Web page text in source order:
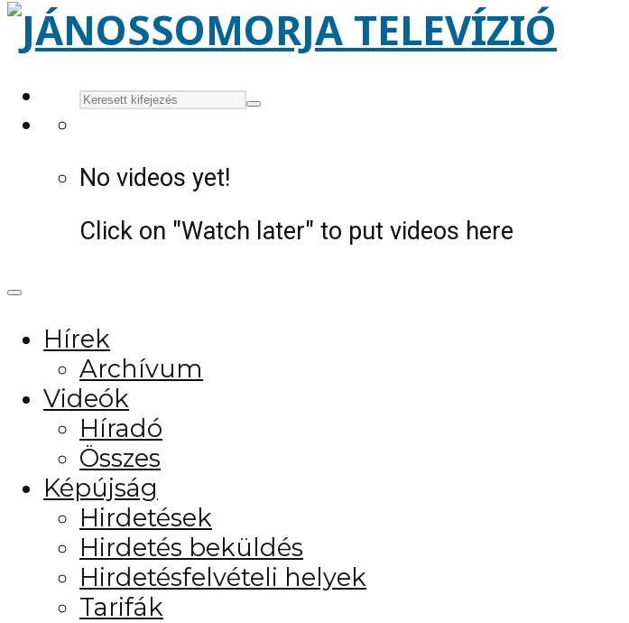
No videos yet!
Click on "Watch later" to put videos here
Hírek
Archívum
Videók
Híradó
Összes
Képújság
Hirdetések
Hirdetés beküldés
Hirdetésfelvételi helyek
Tarifák